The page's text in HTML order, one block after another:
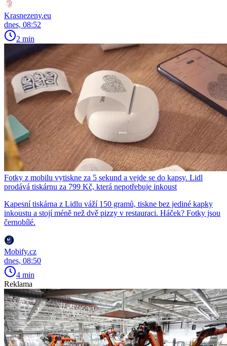
Krasnezeny.eu
dnes, 08:52
2 min
Fotky z mobilu vytiskne za 5 sekund a vejde se do kapsy. Lidl
prodává tiskárnu za 799 Kč, která nepotřebuje inkoust
Kapesní tiskárna z Lidlu váží 150 gramů, tiskne bez jediné kapky
inkoustu a stojí méně než dvě pizzy v restauraci. Háček? Fotky jsou
černobílé.
Mobify.cz
dnes, 08:50
4 min
Reklama